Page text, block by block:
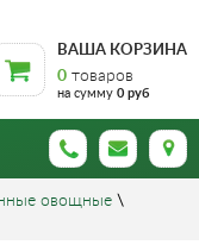
ВАША КОРЗИНА
0 товаров
на сумму 0 руб
овощные \